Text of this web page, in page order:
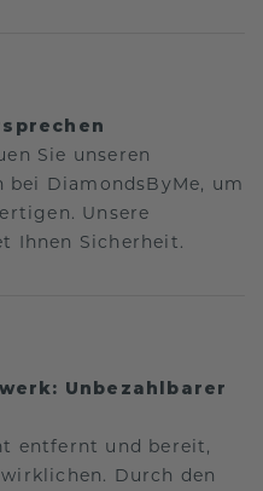
Sie unseren
bei DiamondsByMe, um
Unsere
Ihnen Sicherheit.
Unbezahlbarer
entfernt und bereit,
Durch den